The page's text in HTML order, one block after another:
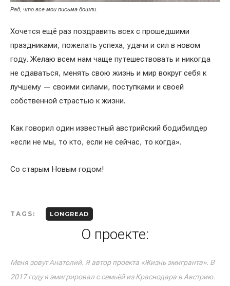
Рад, что все мои письма дошли.
Хочется ещё раз поздравить всех с прошедшими
праздниками, пожелать успеха, удачи и сил в новом
году. Желаю всем нам чаще путешествовать и никогда
не сдаваться, менять свою жизнь и мир вокруг себя к
лучшему — своими силами, поступками и своей
собственной страстью к жизни.
Как говорил один известный австрийский бодибилдер
«если не мы, то кто, если не сейчас, то когда».
Со старым Новым годом!
TAGS: LONGREAD
О проекте:
Меня зовут Анатолий. Я автор проекта «Жизнь эмигранта». В
2017 году я эмигрировал с семьёй из Краснодара в Австрию.